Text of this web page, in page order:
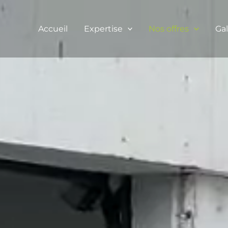
Accueil Expertise Nos offres